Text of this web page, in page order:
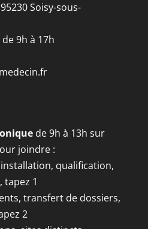
Soisy-sous-
9h à 17h
de 9h à 13h sur
joindre :
qualification,
tapez 1
transfert de dossiers,
2